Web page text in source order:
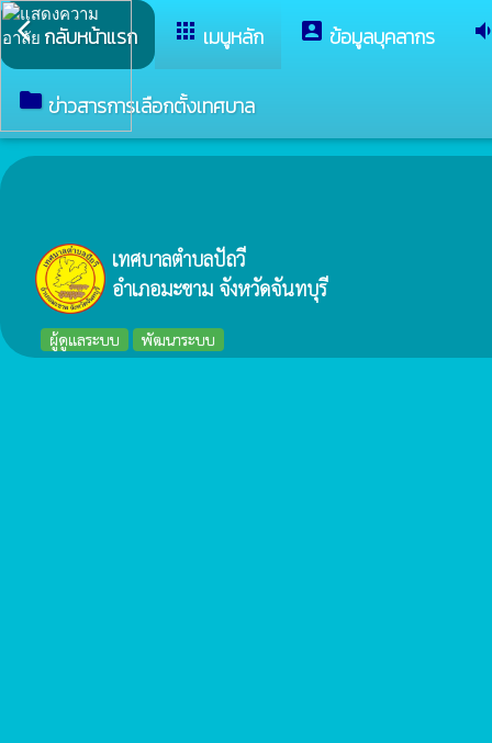
arrow_back_ios กลับหน้าแรก apps เมนูหลัก account_box ข้อมูลบุคลากร
folder ข่าวสารการเลือกตั้งเทศบาล
เทศบาลตำบลปัถวี
อำเภอมะขาม จังหวัดจันทบุรี
ผู้ดูแลระบบ พัฒนาระบบ